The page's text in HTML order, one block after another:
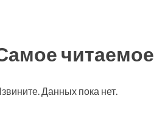
читаемое
Данных пока нет.